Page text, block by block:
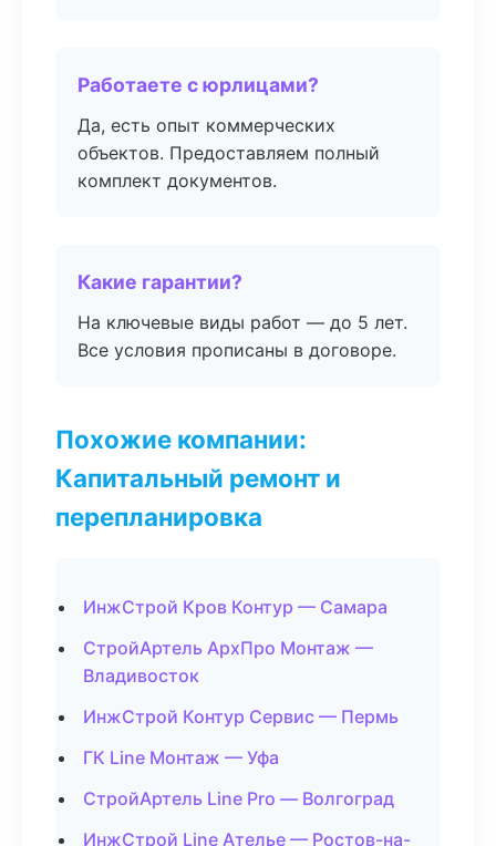
Работаете с юрлицами?
Да, есть опыт коммерческих
объектов. Предоставляем полный
комплект документов.
Какие гарантии?
На ключевые виды работ — до 5 лет.
Все условия прописаны в договоре.
Похожие компании:
Капитальный ремонт и
перепланировка
ИнжСтрой Кров Контур — Самара
СтройАртель АрхПро Монтаж —
Владивосток
ИнжСтрой Контур Сервис — Пермь
ГК Line Монтаж — Уфа
СтройАртель Line Pro — Волгоград
ИнжСтрой Line Ателье — Ростов-на-